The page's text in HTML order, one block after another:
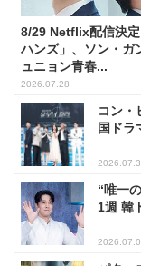
8/29 Netflix配信決
ハンズ」、ソン・ガ
ュニョン青春...
2026.07.28
コン・
国ドラ
“唯一
1週 韓